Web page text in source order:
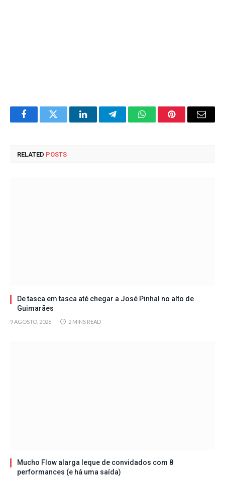
FacebookTwitter LinkedInTelegramWhatsAppPinterestEmail
RELATED POSTS
De tasca em tasca até chegar a José Pinhal no alto de
Guimarães
9 AGOSTO, 2026 2 MINS READ
Mucho Flow alarga leque de convidados com 8
performances (e há uma saída)